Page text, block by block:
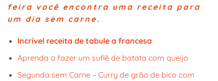
feira você encontra uma receita para
um dia sem carne.
Incrível receita de tabule a francesa
Aprenda a fazer um suflê de batata com queijo
Segunda sem Carne – Curry de grão de bico com